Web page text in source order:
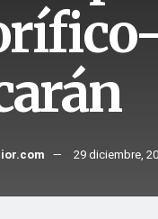
29 diciembre,